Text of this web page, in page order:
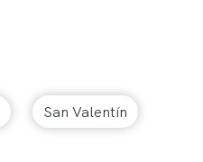
San Valentín